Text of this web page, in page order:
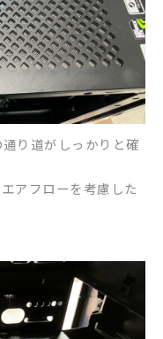
り道がしっかりと確
アフローを考慮した